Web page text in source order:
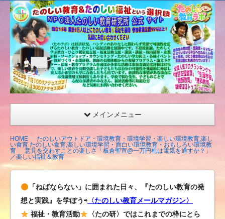
たの
しい
教育
研究
所
（沖
縄）
公式
ト
メインメニュー
HOME
たのしいアウトドア・環境教育・環境学習・楽しい環境教育,楽し
い食育 たのしい食育,楽しい環境学習・面白い環境教育・おもしろい環境教
育
意見を交わすことの楽しさ「板倉聖宣@一万円札は電気を通すか？」
／楽しい福祉＆教育
「ねばならない」に囲まれた日々、『たのしい教育の発
想と実践』を学ぼう⇨ 〈たのしい教育メールマガジン〉
福祉・教育活動
〈たの研〉ではこれまでの枠にとら